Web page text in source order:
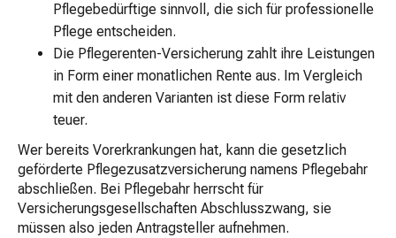
Pflegebedürftige sinnvoll, die sich für professionelle
Pflege entscheiden.
Die Pflegerenten-Versicherung zahlt ihre Leistungen
in Form einer monatlichen Rente aus. Im Vergleich
mit den anderen Varianten ist diese Form relativ
teuer.
Wer bereits Vorerkrankungen hat, kann die gesetzlich
geförderte Pflegezusatzversicherung namens Pflegebahr
abschließen. Bei Pflegebahr herrscht für
Versicherungsgesellschaften Abschlusszwang, sie
müssen also jeden Antragsteller aufnehmen.